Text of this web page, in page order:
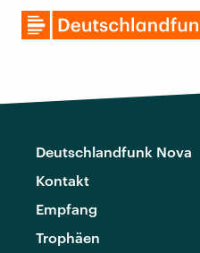
Deutschlandfunk Nova
Kontakt
Empfang
Trophäen